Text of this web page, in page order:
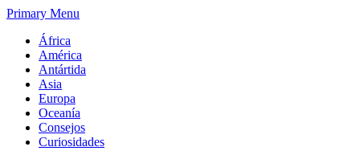
Primary Menu
África
América
Antártida
Asia
Europa
Oceanía
Consejos
Curiosidades